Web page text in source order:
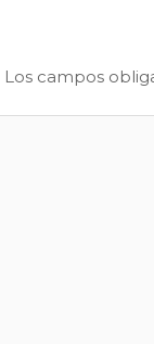
Los campos